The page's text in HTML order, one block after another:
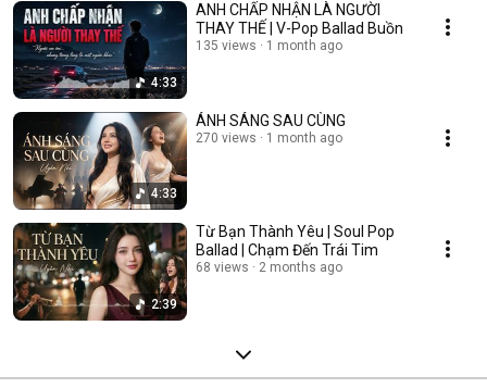
4:33
ANH CHẤP NHẬN LÀ NGƯỜI
THAY THẾ | V-Pop Ballad Buồn
135 views 1 month ago
4:33
ÁNH SÁNG SAU CÙNG
270 views 1 month ago
2:39
Từ Bạn Thành Yêu | Soul Pop
Ballad | Chạm Đến Trái Tim
68 views 2 months ago